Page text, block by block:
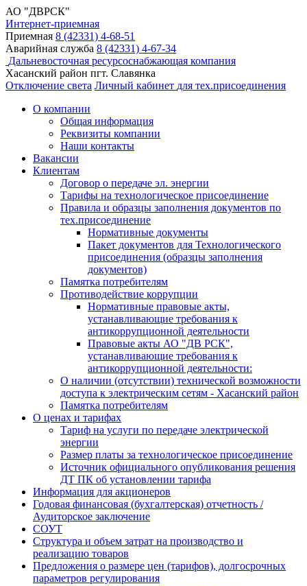
АО "ДВРСК"
Интернет-приемная
Приемная 8 (42331) 4-68-51
Аварийная служба 8 (42331) 4-67-34
Дальневосточная ресурсоснабжающая компания
Хасанский район пгт. Славянка
Отключение света Личный кабинет для тех.присоединения
О компании
Общая информация
Реквизиты компании
Наши контакты
Вакансии
Клиентам
Договор о передаче эл. энергии
Тарифы на технологическое присоединение
Правила и образцы заполнения документов по
тех.присоединение
Нормативные документы
Пакет документов для Технологического
присоединения (образцы заполнения
документов)
Памятка потребителям
Противодействие коррупции
Нормативные правовые акты,
устанавливающие требования к
антикоррупционной деятельности
Правовые акты АО "ДВ РСК",
устанавливающие требования к
антикоррупционной деятельности:
О наличии (отсутствии) технической возможности
доступа к электрическим сетям - Хасанский район
Памятка потребителям
О ценах и тарифах
Тариф на услуги по передаче электрической
энергии
Размер платы за технологическое присоединение
Источник официального опубликования решения
ДТ ПК об установлении тарифа
Информация для акционеров
Годовая финансовая (бухгалтерская) отчетность /
Аудиторское заключение
СОУТ
Структура и объем затрат на производство и
реализацию товаров
Предложения о размере цен (тарифов), долгосрочных
параметров регулирования